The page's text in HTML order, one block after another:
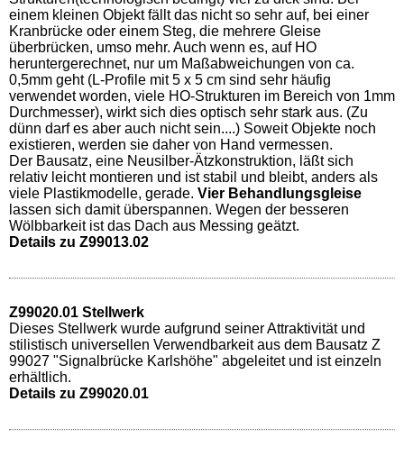
einem kleinen Objekt fällt das nicht so sehr auf, bei einer
Kranbrücke oder einem Steg, die mehrere Gleise
überbrücken, umso mehr. Auch wenn es, auf HO
heruntergerechnet, nur um Maßabweichungen von ca.
0,5mm geht (L-Profile mit 5 x 5 cm sind sehr häufig
verwendet worden, viele HO-Strukturen im Bereich von 1mm
Durchmesser), wirkt sich dies optisch sehr stark aus. (Zu
dünn darf es aber auch nicht sein....) Soweit Objekte noch
existieren, werden sie daher von Hand vermessen.
Der Bausatz, eine Neusilber-Ätzkonstruktion, läßt sich
relativ leicht montieren und ist stabil und bleibt, anders als
viele Plastikmodelle, gerade. Vier Behandlungsgleise
lassen sich damit überspannen. Wegen der besseren
Wölbbarkeit ist das Dach aus Messing geätzt.
Details zu Z99013.02
Z99020.01 Stellwerk
Dieses Stellwerk wurde aufgrund seiner Attraktivität und
stilistisch universellen Verwendbarkeit aus dem Bausatz Z
99027 "Signalbrücke Karlshöhe" abgeleitet und ist einzeln
erhältlich.
Details zu Z99020.01